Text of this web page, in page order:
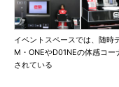
イベントスペースでは、随時
M・ONEやD01NEの体感コ
されている